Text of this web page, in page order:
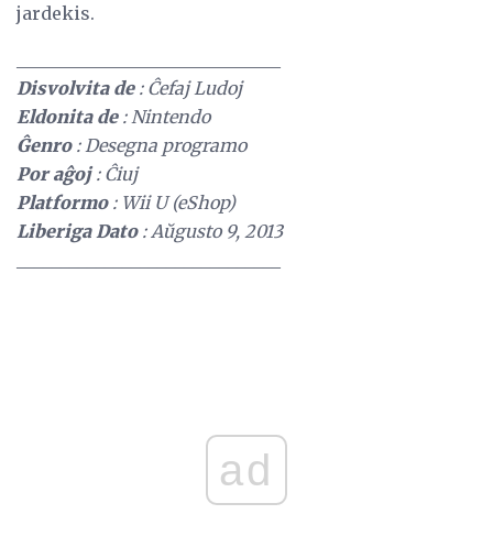
jardekis.
Disvolvita de : Ĉefaj Ludoj
Eldonita de: Nintendo
Ĝenro: Desegna programo
Por aĝoj: Ĉiuj
Platformo: Wii U (eShop)
Liberiga Dato: Aŭgusto 9, 2013
ad